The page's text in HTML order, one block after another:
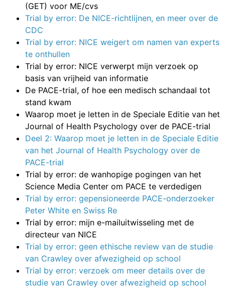
(GET) voor ME/cvs
Trial by error: De NICE-richtlijnen, en meer over de
CDC
Trial by error: NICE weigert om namen van experts
te onthullen
Trial by error: NICE verwerpt mijn verzoek op
basis van vrijheid van informatie
De PACE-trial, of hoe een medisch schandaal tot
stand kwam
Waarop moet je letten in de Speciale Editie van het
Journal of Health Psychology over de PACE-trial
Deel 2: Waarop moet je letten in de Speciale Editie
van het Journal of Health Psychology over de
PACE-trial
Trial by error: de wanhopige pogingen van het
Science Media Center om PACE te verdedigen
Trial by error: gepensioneerde PACE-onderzoeker
Peter White en Swiss Re
Trial by error: mijn e-mailuitwisseling met de
directeur van NICE
Trial by error: geen ethische review van de studie
van Crawley over afwezigheid op school
Trial by error: verzoek om meer details over de
studie van Crawley over afwezigheid op school